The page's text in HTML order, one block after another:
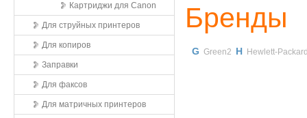
Картриджи для Canon
Для струйных принтеров
Для копиров
Заправки
Для факсов
Для матричных принтеров
Бренды
G Green2 H Hewlett-